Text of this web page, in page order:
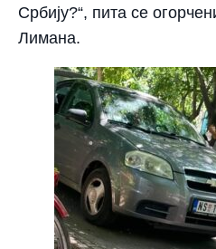
Србију?“, пита се
Лимана.